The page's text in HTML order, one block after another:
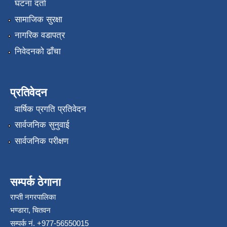
घटना दर्ता
सामाजिक सुरक्षा
नागरिक वडापत्र
निवेदनको ढाँचा
प्रतिवेदन
वार्षिक प्रगति प्रतिवेदन
सार्वजनिक सुनुवाई
सार्वजनिक परीक्षण
सम्पर्क ठेगाना
राप्ती नगरपालिका
भण्डारा, चितवन
सम्पर्क नं. +977-56550015